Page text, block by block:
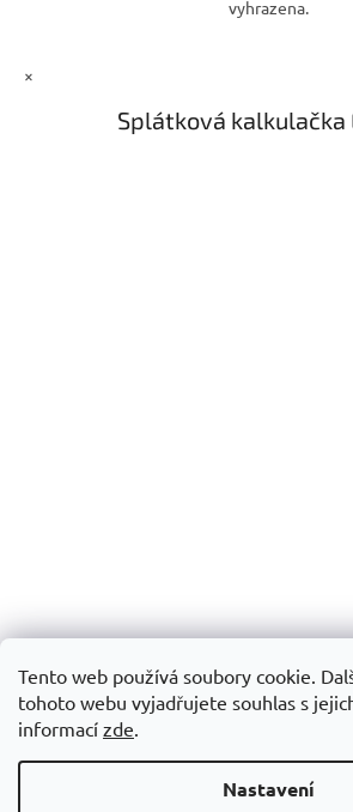
Tento web používá soubory cookie.
tohoto webu vyjadřujete souhlas s
informací zde.
Nastavení
vyhrazena.
×
Splátková kalkulačka